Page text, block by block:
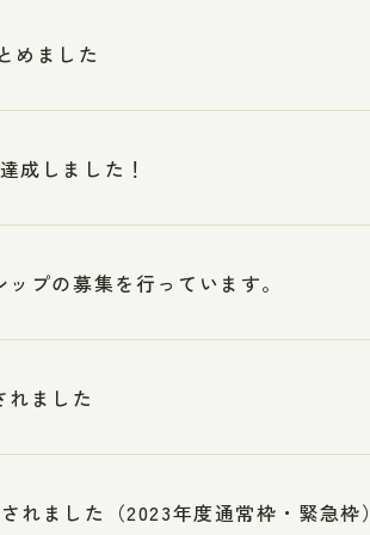
めました
成しました！
プの募集を行っています。
ました
れました（2023年度通常枠・緊急枠）